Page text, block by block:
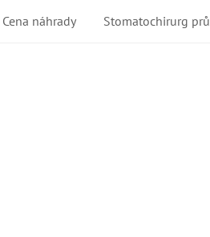
Cena náhrady Stomatochirurg